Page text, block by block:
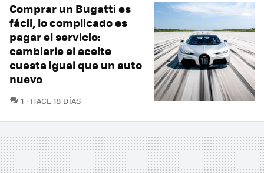
Comprar un Bugatti es
fácil, lo complicado es
pagar el servicio:
cambiarle el aceite
cuesta igual que un auto
nuevo
1 COMENTARIOS
HACE 18 DÍAS